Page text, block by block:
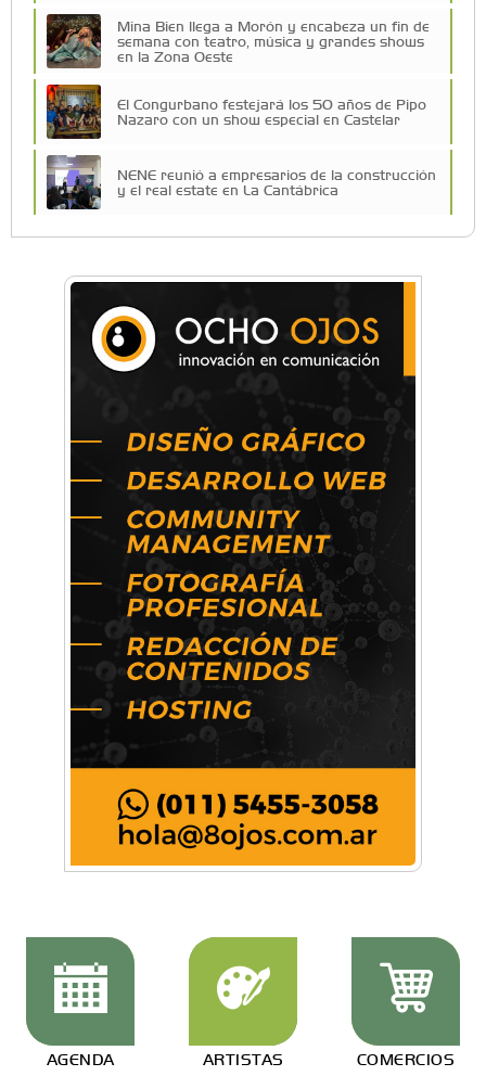
Mina Bien llega a Morón y encabeza un fin de
semana con teatro, música y grandes shows
en la Zona Oeste
El Congurbano festejará los 50 años de Pipo
Nazaro con un show especial en Castelar
NENE reunió a empresarios de la construcción
y el real estate en La Cantábrica
Una compañía teatral de Castelar competirá
por el Premio FEBA Cultura
Mariana Croce: "Hoy las empresas necesitan
un asesoramiento integral para crecer con
seguridad"
Música, teatro, yoga, danza y mucho más:
Conocé todos los talleres para aprender y
disfrutar en la Zona Oeste
AGENDA ARTISTAS COMERCIOS